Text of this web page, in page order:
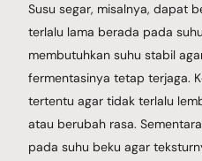
Susu segar, misalnya, dapat
terlalu lama berada pada
membutuhkan suhu stabil
fermentasinya tetap terjaga.
tertentu agar tidak terlalu
atau berubah rasa.
pada suhu beku agar